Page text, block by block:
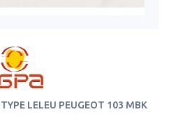
LELEU PEUGEOT 103 MBK